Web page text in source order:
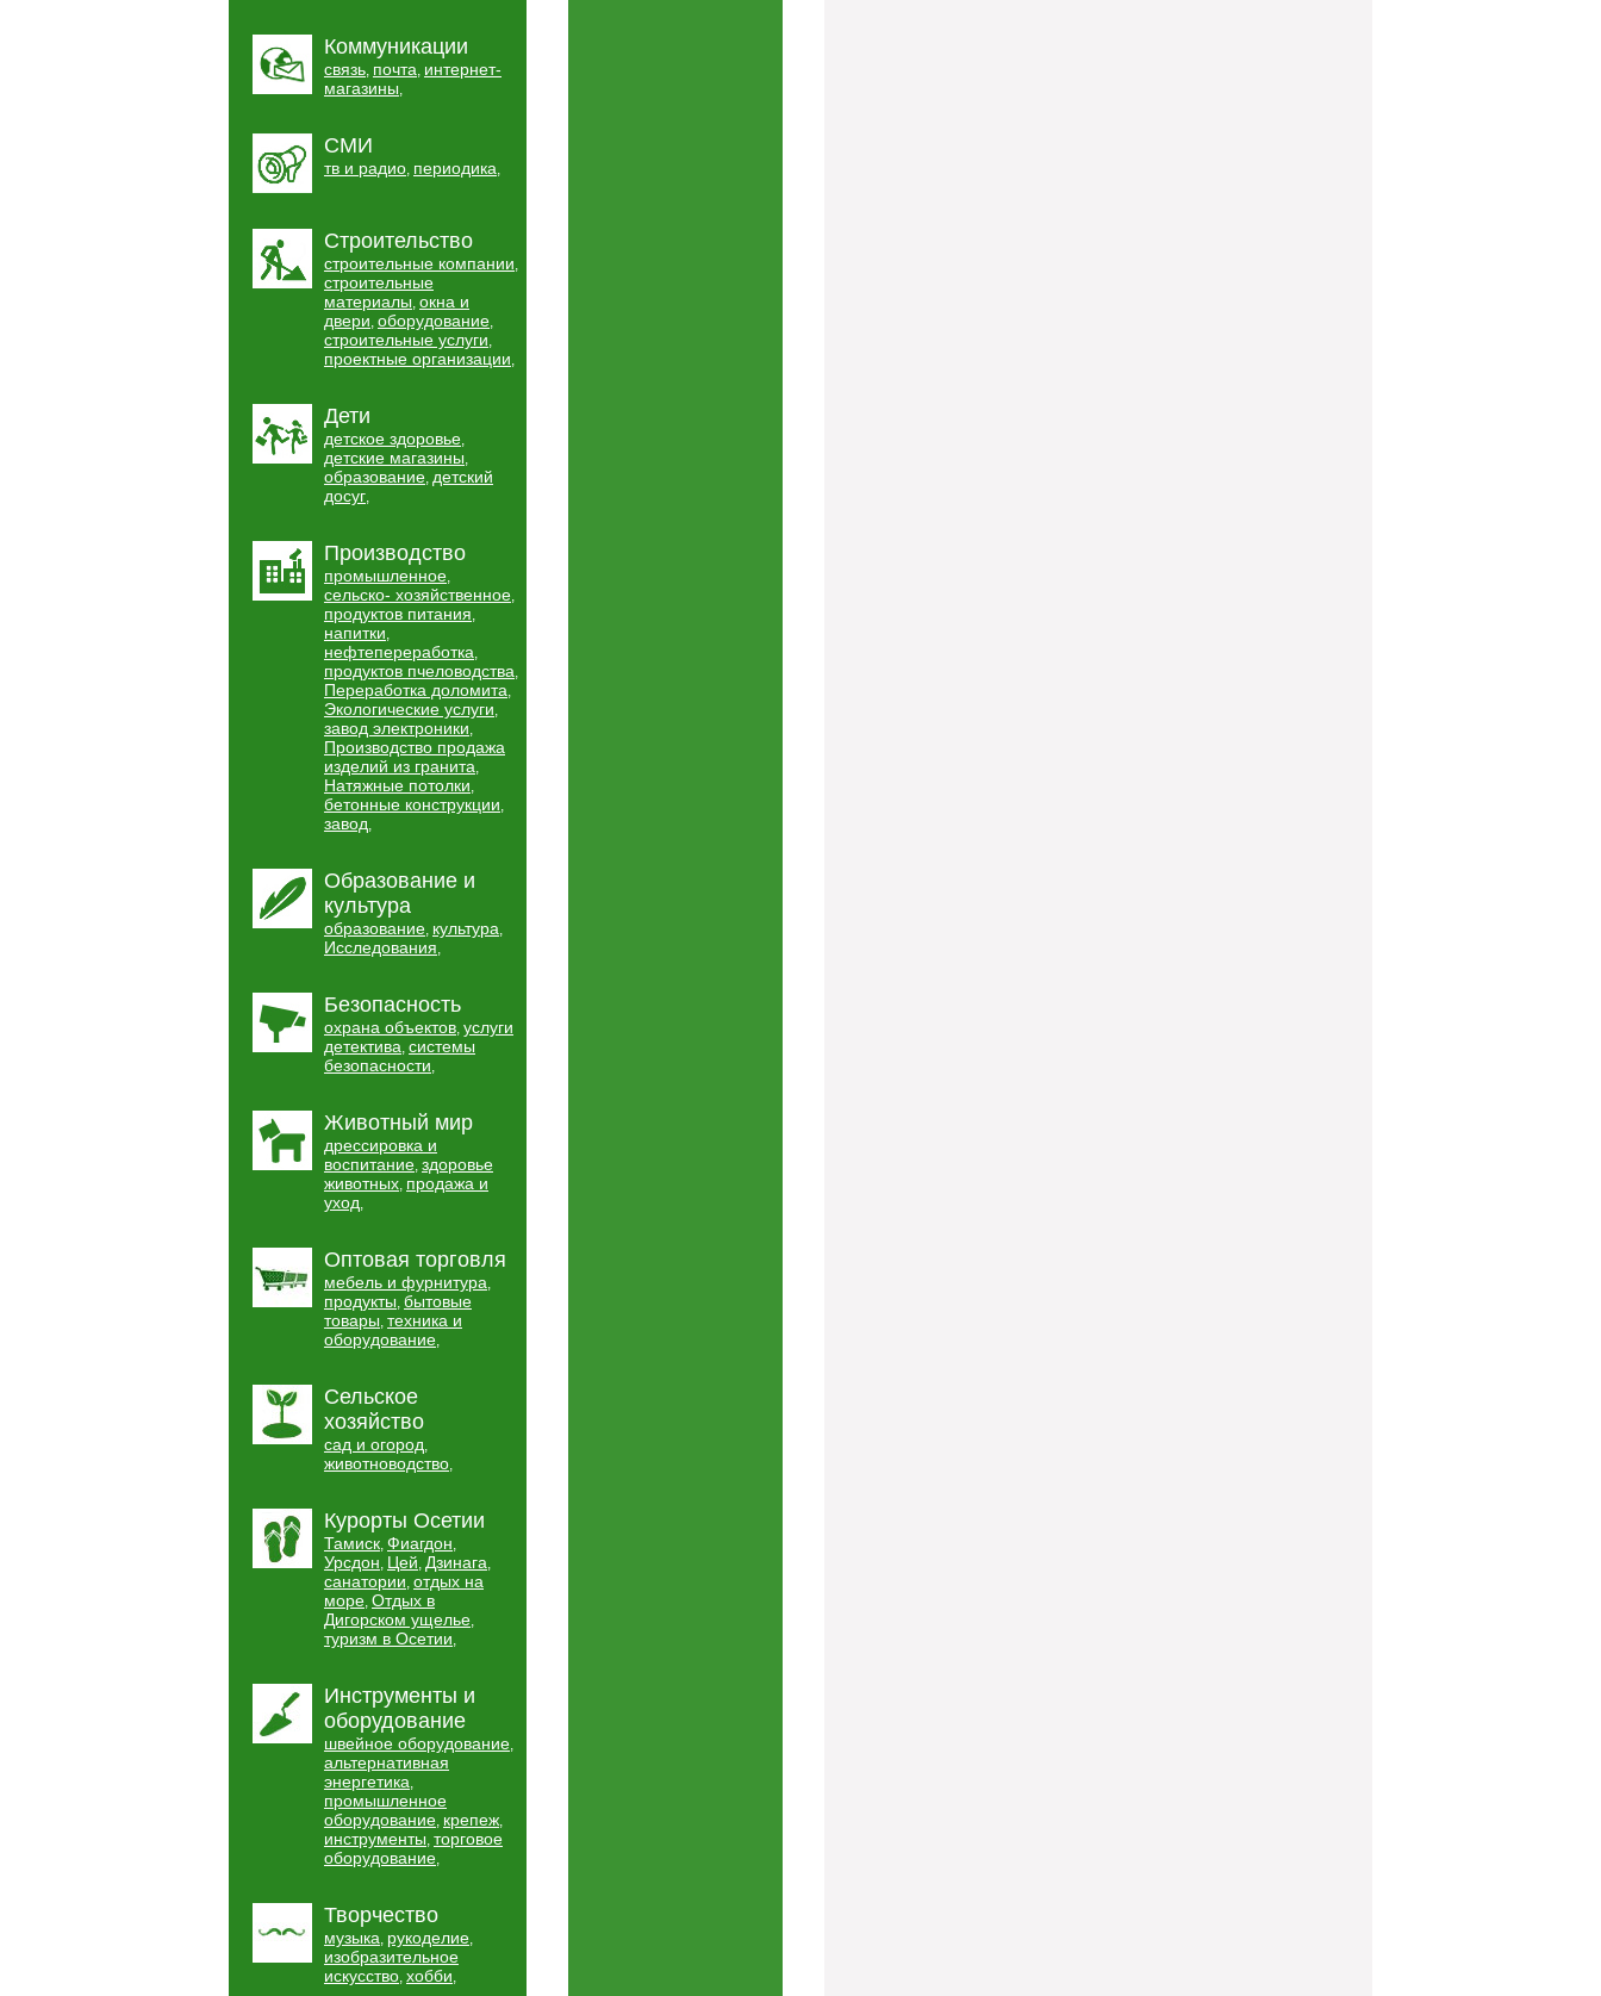
Коммуникации
связь, почта, интернет-
магазины,
СМИ
тв и радио, периодика,
Строительство
строительные компании,
строительные
материалы, окна и
двери, оборудование,
строительные услуги,
проектные организации,
Дети
детское здоровье,
детские магазины,
образование, детский
досуг,
Производство
промышленное,
сельско- хозяйственное,
продуктов питания,
напитки,
нефтепереработка,
продуктов пчеловодства,
Переработка доломита,
Экологические услуги,
завод электроники,
Производство продажа
изделий из гранита,
Натяжные потолки,
бетонные конструкции,
завод,
Образование и
культура
образование, культура,
Исследования,
Безопасность
охрана объектов, услуги
детектива, системы
безопасности,
Животный мир
дрессировка и
воспитание, здоровье
животных, продажа и
уход,
Оптовая торговля
мебель и фурнитура,
продукты, бытовые
товары, техника и
оборудование,
Сельское
хозяйство
сад и огород,
животноводство,
Курорты Осетии
Тамиск, Фиагдон,
Урсдон, Цей, Дзинага,
санатории, отдых на
море, Отдых в
Дигорском ущелье,
туризм в Осетии,
Инструменты и
оборудование
швейное оборудование,
альтернативная
энергетика,
промышленное
оборудование, крепеж,
инструменты, торговое
оборудование,
Творчество
музыка, рукоделие,
изобразительное
искусство, хобби,